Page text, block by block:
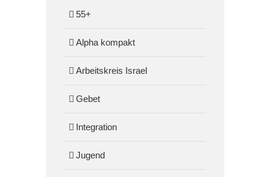
55+
Alpha kompakt
Arbeitskreis Israel
Gebet
Integration
Jugend